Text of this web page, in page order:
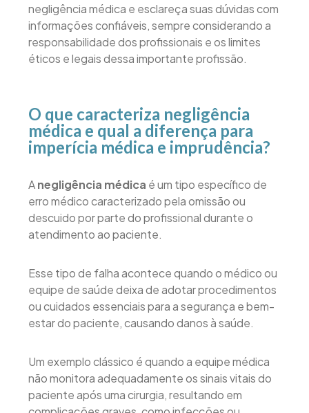
negligência médica e esclareça suas dúvidas com
informações confiáveis, sempre considerando a
responsabilidade dos profissionais e os limites
éticos e legais dessa importante profissão.
O que caracteriza negligência
médica e qual a diferença para
imperícia médica e imprudência?
Anegligência médica é um tipo específico de
erro médico caracterizado pela omissão ou
descuido por parte do profissional durante o
atendimento ao paciente.
Esse tipo de falha acontece quando o médico ou
equipe de saúde deixa de adotar procedimentos
ou cuidados essenciais para a segurança e bem-
estar do paciente, causando danos à saúde.
Um exemplo clássico é quando a equipe médica
não monitora adequadamente os sinais vitais do
paciente após uma cirurgia, resultando em